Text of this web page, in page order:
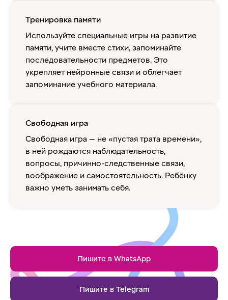
Тренировка памяти
Используйте специальные игры на развитие
памяти, учите вместе стихи, запоминайте
последовательности предметов. Это
укрепляет нейронные связи и облегчает
запоминание учебного материала.
Свободная игра
Свободная игра — не «пустая трата времени»,
в ней рождаются наблюдательность,
вопросы, причинно-следственные связи,
воображение и самостоятельность. Ребёнку
важно уметь занимать себя.
Пишите в WhatsApp
Пишите в Telegram